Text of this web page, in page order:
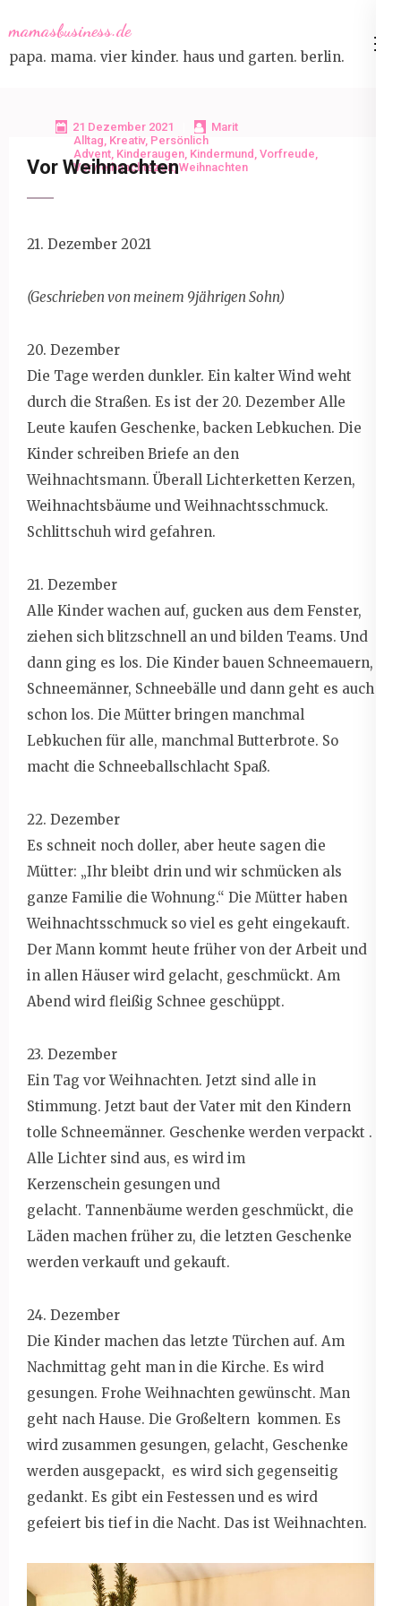
to
content
mamasbusiness.de
papa. mama. vier kinder. haus und garten. berlin.
21 Dezember 2021
Marit
Alltag, Kreativ, Persönlich
Advent, Kinderaugen, Kindermund , Vorfreude,
Vorweihnachtszeit,Weihnachten
Vor Weihnachten
21. Dezember 2021
(Geschrieben von meinem 9jährigen Sohn)
20. Dezember
Die Tage werden dunkler. Ein kalter Wind weht
durch die Straßen. Es ist der 20. Dezember Alle
Leute kaufen Geschenke, backen Lebkuchen. Die
Kinder schreiben Briefe an den
Weihnachtsmann. Überall Lichterketten Kerzen,
Weihnachtsbäume und Weihnachtsschmuck.
Schlittschuh wird gefahren.
21. Dezember
Alle Kinder wachen auf, gucken aus dem Fenster,
ziehen sich blitzschnell an und bilden Teams. Und
dann ging es los. Die Kinder bauen Schneemauern,
Schneemänner, Schneebälle und dann geht es auch
schon los. Die Mütter bringen manchmal
Lebkuchen für alle, manchmal Butterbrote. So
macht die Schneeballschlacht Spaß.
22. Dezember
Es schneit noch doller, aber heute sagen die
Mütter: „Ihr bleibt drin und wir schmücken als
ganze Familie die Wohnung.“ Die Mütter haben
Weihnachtsschmuck so viel es geht eingekauft.
Der Mann kommt heute früher von der Arbeit und
in allen Häuser wird gelacht, geschmückt. Am
Abend wird fleißig Schnee geschüppt.
23. Dezember
Ein Tag vor Weihnachten. Jetzt sind alle in
Stimmung. Jetzt baut der Vater mit den Kindern
tolle Schneemänner. Geschenke werden verpackt .
Alle Lichter sind aus, es wird im
Kerzenschein gesungen und
gelacht. Tannenbäume werden geschmückt, die
Läden machen früher zu, die letzten Geschenke
werden verkauft und gekauft.
24. Dezember
Die Kinder machen das letzte Türchen auf. Am
Nachmittag geht man in die Kirche. Es wird
gesungen. Frohe Weihnachten gewünscht. Man
geht nach Hause. Die Großeltern kommen. Es
wird zusammen gesungen, gelacht, Geschenke
werden ausgepackt, es wird sich gegenseitig
gedankt. Es gibt ein Festessen und es wird
gefeiert bis tief in die Nacht. Das ist Weihnachten.